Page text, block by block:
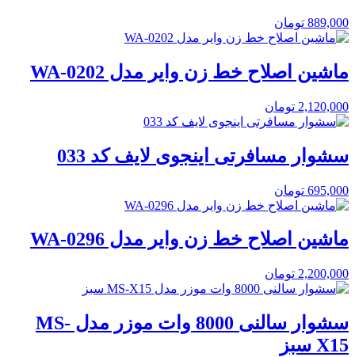
889,000 تومان
ماشین اصلاح خط زن وایر مدل WA-0202
2,120,000 تومان
سشوار مسافرتی اینجوی لایف کد 033
695,000 تومان
ماشین اصلاح خط زن وایر مدل WA-0296
2,200,000 تومان
سشوار سالنی 8000 وات موزر مدل MS-
X15 سبز